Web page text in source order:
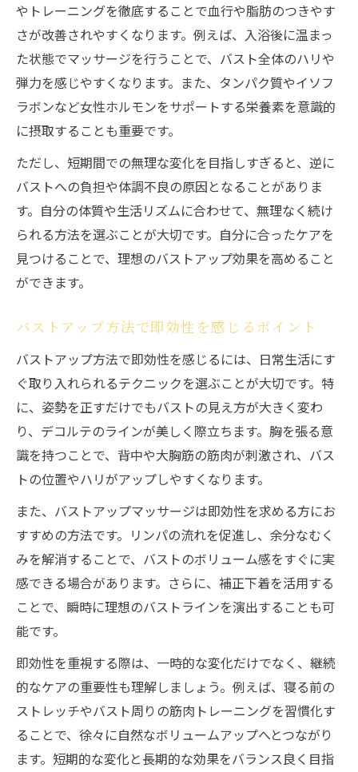
やトレーニングを徹底することで血行や脂肪のつきやす
さが改善されやすくなります。例えば、入浴後に温まっ
た状態でマッサージを行うことで、バスト全体のハリや
弾力を感じやすくなります。また、タンパク質やイソフ
ラボンなど女性ホルモンをサポートする栄養素を意識的
に摂取することも重要です。
ただし、短期間での無理な変化を目指しすぎると、逆に
バストへの負担や体調不良の原因となることがありま
す。自分の体質や生活リズムに合わせて、無理なく続け
られる方法を選ぶことが大切です。自分に合ったケアを
見つけることで、理想のバストアップ効果を高めること
ができます。
バストアップ方法で即効性を感じるポイント
バストアップ方法で即効性を感じるには、日常生活にす
ぐ取り入れられるテクニックを選ぶことが大切です。特
に、姿勢を正すだけでもバストの見え方が大きく変わ
り、デコルテのラインが美しく際立ちます。胸を張る意
識を持つことで、背中や大胸筋の筋肉が刺激され、バス
トの位置やハリがアップしやすくなります。
また、バストアップマッサージは即効性を求める方にお
すすめの方法です。リンパの流れを促進し、余分なむく
みを解消することで、バストのボリューム感をすぐに実
感できる場合があります。さらに、補正下着を活用する
ことで、瞬時に理想のバストラインを演出することも可
能です。
即効性を重視する際は、一時的な変化だけでなく、継続
的なケアの重要性も理解しましょう。例えば、寝る前の
ストレッチやバスト周りの筋肉トレーニングを習慣化す
ることで、徐々に自然なボリュームアップへとつながり
ます。短期的な変化と長期的な効果をバランス良く目指